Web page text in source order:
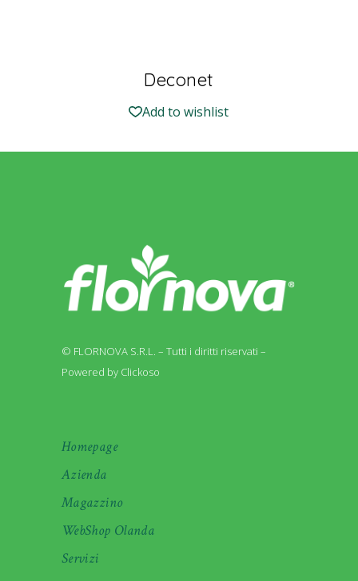
Deconet
Add to wishlist
© FLORNOVA S.R.L. – Tutti i diritti riservati –
Powered by Clickoso
Homepage
Azienda
Magazzino
WebShop Olanda
Servizi